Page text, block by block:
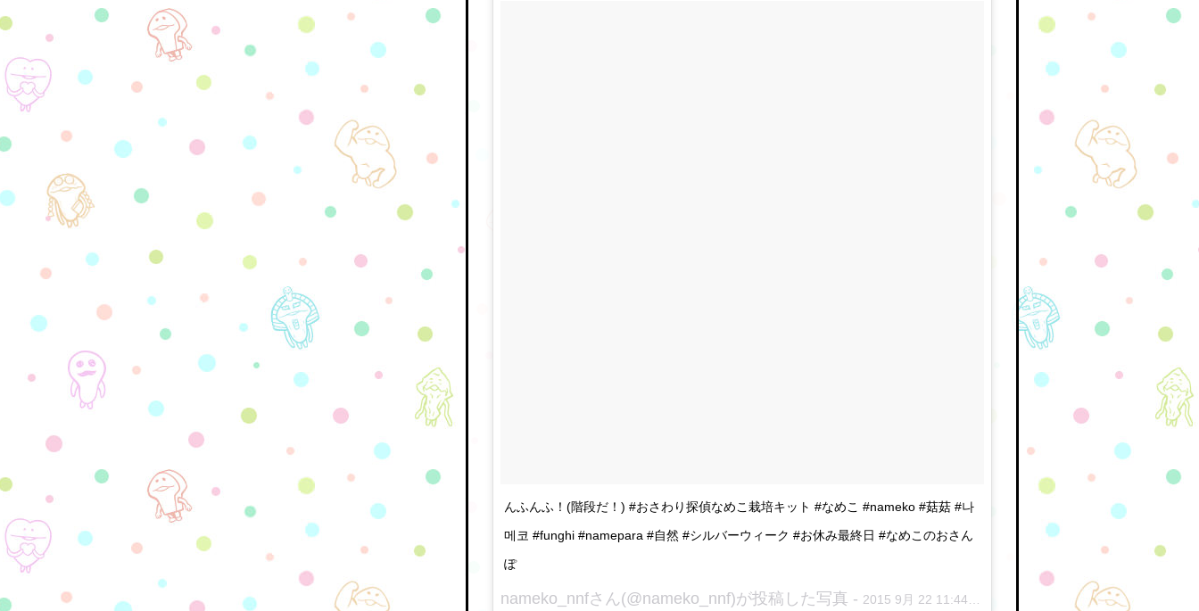
んふんふ！(階段だ！) #おさわり探偵なめこ栽培キット #なめこ #nameko #菇菇 #나
메코 #funghi #namepara #自然 #シルバーウィーク #お休み最終日 #なめこのおさん
ぽ
nameko_nnfさん(@nameko_nnf)が投稿した写真 - 2015 9月 22 11:44午後 PDT